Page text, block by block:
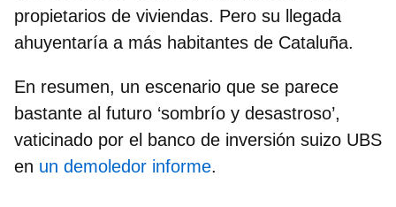
propietarios de viviendas. Pero su llegada
ahuyentaría a más habitantes de Cataluña.
En resumen, un escenario que se parece
bastante al futuro ‘sombrío y desastroso’,
vaticinado por el banco de inversión suizo UBS
en un demoledor informe.